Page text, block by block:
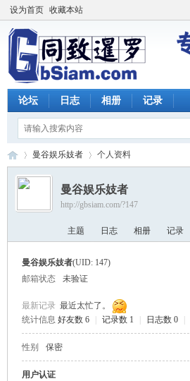
设为首页 收藏本站
论坛 日志 相册 记录
›
曼谷娱乐妓者 个人资料
曼谷娱乐妓者
http://gbsiam.com/?147
主题 日志 相册 记录
曼谷娱乐妓者(UID: 147)
邮箱状态
未验证
最新记录 最近太忙了。
统计信息 好友数 6 记录数 1 日志数 0
性别 保密
用户认证